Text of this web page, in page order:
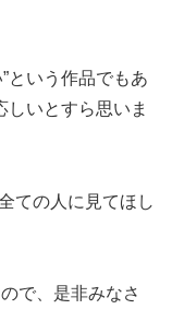
という作品でもあ
しいとすら思いま
ての人に見てほし
で、是非みなさ